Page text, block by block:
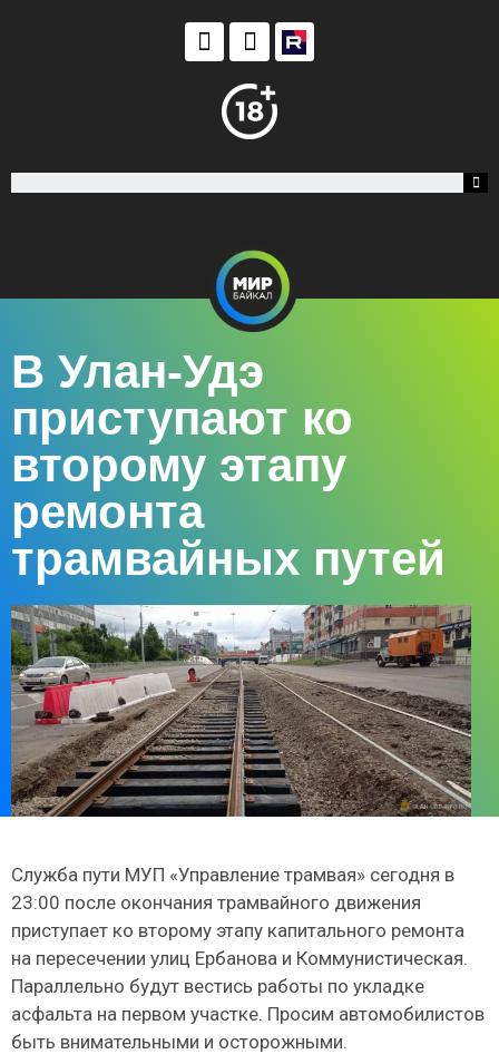
В Улан-Удэ
приступают ко
второму этапу
ремонта
трамвайных путей
Служба пути МУП «Управление трамвая» сегодня в
23:00 после окончания трамвайного движения
приступает ко второму этапу капитального ремонта
на пересечении улиц Ербанова и Коммунистическая.
Параллельно будут вестись работы по укладке
асфальта на первом участке. Просим автомобилистов
быть внимательными и осторожными.